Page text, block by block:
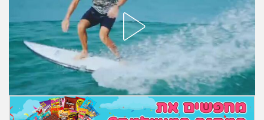
מה שעובר עליי
שומרים על הגוף
פיננסי וכלכלה
בין הסדינים